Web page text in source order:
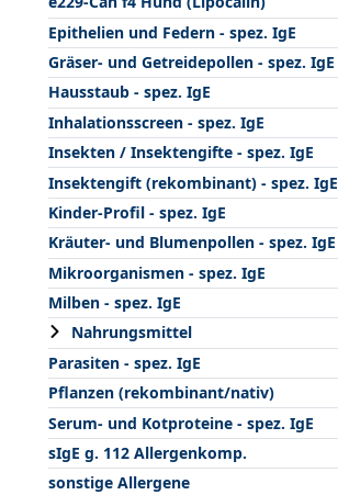
Epithelien und Federn - spez. IgE
Gräser- und Getreidepollen - spez. IgE
Hausstaub - spez. IgE
Inhalationsscreen - spez. IgE
Insekten / Insektengifte - spez. IgE
Insektengift (rekombinant) - spez. IgE
Kinder-Profil - spez. IgE
Kräuter- und Blumenpollen - spez. IgE
Mikroorganismen - spez. IgE
Milben - spez. IgE
Nahrungsmittel
Parasiten - spez. IgE
Pflanzen (rekombinant/nativ)
Serum- und Kotproteine - spez. IgE
sIgE g. 112 Allergenkomp.
sonstige Allergene